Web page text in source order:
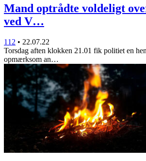
Mand optrådte voldeligt
ved V…
112 • 22.07.22
Torsdag aften klokken 21.01 fik politiet en
opmærksom an…